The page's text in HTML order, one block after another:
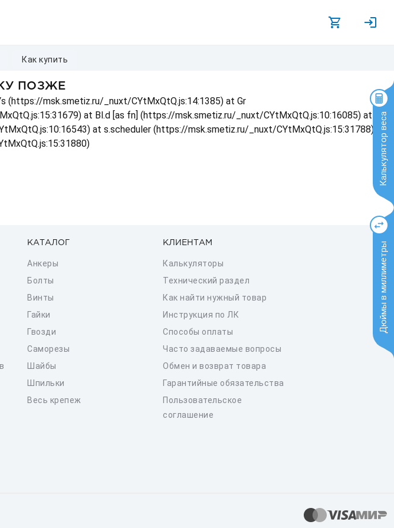
Калькулятор веса
Дюймы в миллиметры
как купить
ПОЗЖЕ
(https://msk.smetiz.ru/_nuxt/CYtMxQtQ.js:14:1385) at Gr
at Bl.d [as fn] (https://msk.smetiz.ru/_nuxt/CYtMxQtQ.js:10:16085) at
at s.scheduler (https://msk.smetiz.ru/_nuxt/CYtMxQtQ.js:15:31788) at
КАТАЛОГ
Анкеры
Болты
Винты
Гайки
Гвозди
Саморезы
Шайбы
Шпильки
Весь крепеж
КЛИЕНТАМ
Калькуляторы
Технический раздел
Как найти нужный товар
Инструкция по ЛК
Способы оплаты
Часто задаваемые вопросы
Обмен и возврат товара
Гарантийные обязательства
Пользовательское
соглашение